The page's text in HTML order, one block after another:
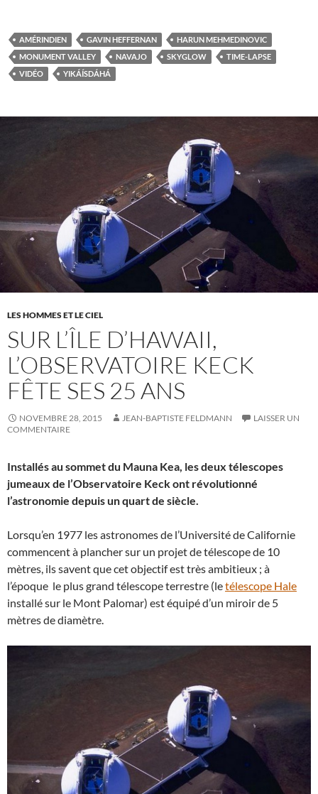
AMÉRINDIEN GAVIN HEFFERNAN
HARUN MEHMEDINOVIC
MONUMENT VALLEY
NAVAJO SKYGLOW
TIME-LAPSE
VIDÉO
YIKÁÍSDÁHÁ
LES HOMMES ET LE CIEL
SUR L’ÎLE D’HAWAII,
L’OBSERVATOIRE KECK
FÊTE SES 25 ANS
NOVEMBRE 28, 2015 JEAN-BAPTISTE FELDMANN
LAISSER UN
COMMENTAIRE
Installés au sommet du Mauna Kea, les deux télescopes
jumeaux de l’Observatoire Keck ont révolutionné
l’astronomie depuis un quart de siècle.
Lorsqu’en 1977 les astronomes de l’Université de Californie
commencent à plancher sur un projet de télescope de 10
mètres, ils savent que cet objectif est très ambitieux ; à
l’époque le plus grand télescope terrestre (letélescope Hale
installé sur le Mont Palomar) est équipé d’un miroir de 5
mètres de diamètre.